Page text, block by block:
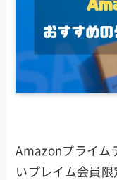
Amazonプライム
いプレイム会員限